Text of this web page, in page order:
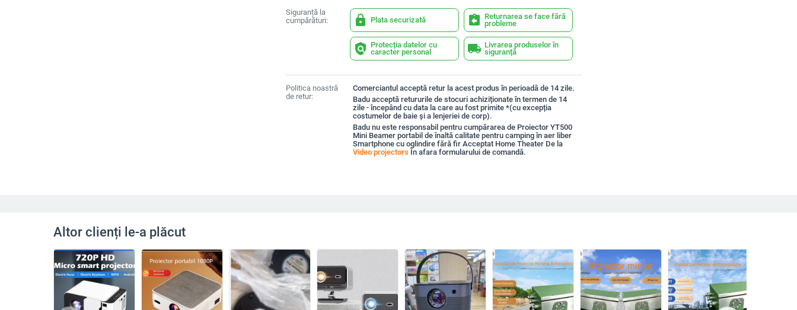
Siguranță la
cumpărături:
lock Plata securizată assignment_return Returnarea se face fără
probleme
policy Protecția datelor cu
caracter personal
local_shipping Livrarea produselor în
siguranță
Politica noastră
de retur:
Comerciantul acceptă retur la acest produs în perioadă de 14 zile.
Badu acceptă retururile de stocuri achiziționate în termen de 14
zile - începând cu data la care au fost primite *(cu excepția
costumelor de baie și a lenjeriei de corp).
Badu nu este responsabil pentru cumpărarea de Proiector YT500
Mini Beamer portabil de înaltă calitate pentru camping în aer liber
Smartphone cu oglindire fără fir Acceptat Home Theater De la
Video projectors În afara formularului de comandă.
Altor clienți le-a plăcut